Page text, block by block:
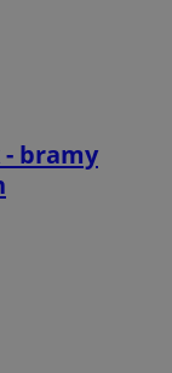
- bramy